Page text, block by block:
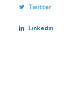
Twitter
Linkedin